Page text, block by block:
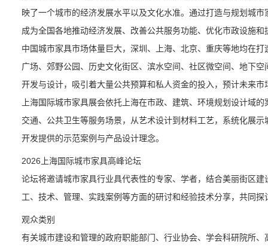
映了一个城市的经济发展水平以及文化水准。通过打造与规划城
成为全国各地推动经济发展、改善公共服务功能、优化市政设施
中国城市家具市场体量巨大，深圳、上海、北京、重庆等地均在
广场、郊野公园、历史文化街区、滨水空间、社区微空间、地下
开发与设计，吸引着大量公共预算和私人资金的投入，预计未来市
上海国际城市家具展会依托上海在市政、建筑、环境规划设计域
交通、公共卫生等服务场景，从艺术设计到材料工艺，系统化展
开发提供的示范案例与产品设计理念。
2026上海国际城市家具高峰论坛
论坛将邀请城市家具行业具代表性的专家、学者，结合美丽街区
工、技术、管理、实践案例等方面的研讨和经验技术分享，共同
观众类别
有关城市建设和管理的政府职能部门、行业协会、学会科研院所、